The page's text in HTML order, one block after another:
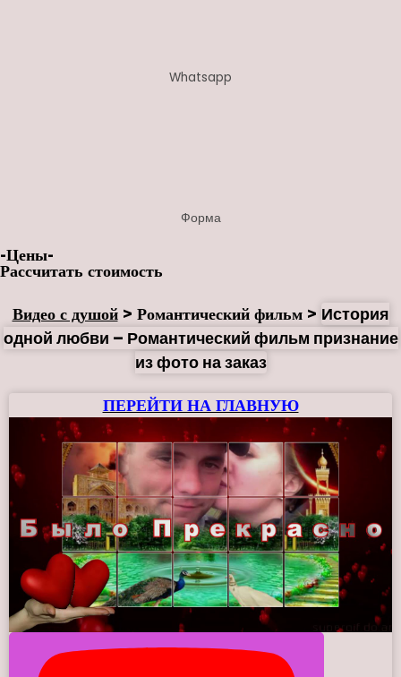
Whatsapp
Форма
-Цены-
Рассчитать стоимость
Видео с душой> Романтический фильм> История
одной любви – Романтический фильм признание
из фото на заказ
ПЕРЕЙТИ НА ГЛАВНУЮ